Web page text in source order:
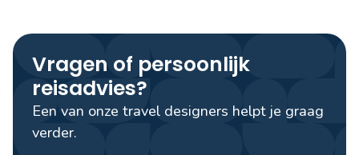
Vragen of persoonlijk
reisadvies?
Een van onze travel designers helpt je graag
verder.